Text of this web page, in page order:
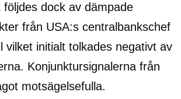
följdes dock av dämpade
från USA:s centralbankschef
vilket initialt tolkades negativt av
Konjunktursignalerna från
motsägelsefulla.